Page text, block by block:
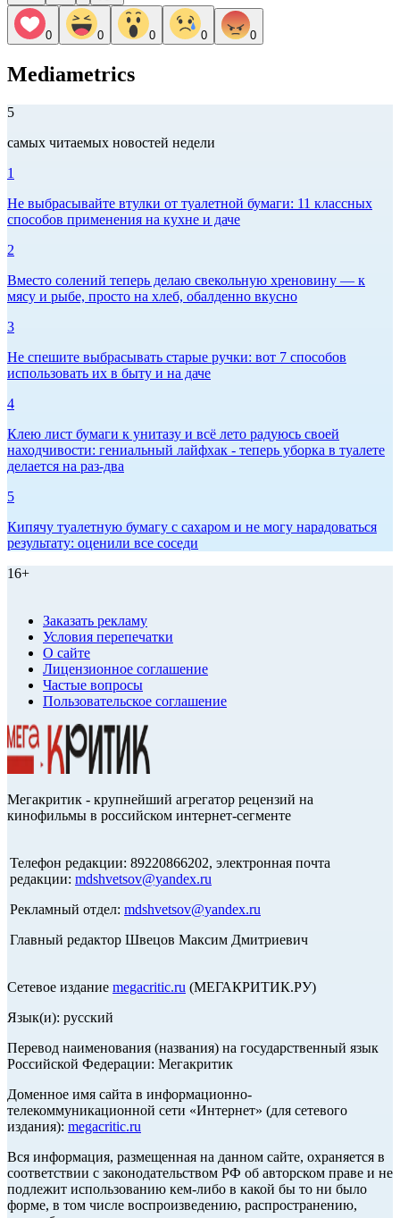
0 0 0 0 0
Mediametrics
5
самых читаемых новостей недели
1
Не выбрасывайте втулки от туалетной бумаги: 11 классных
способов применения на кухне и даче
2
Вместо солений теперь делаю свекольную хреновину — к
мясу и рыбе, просто на хлеб, обалденно вкусно
3
Не спешите выбрасывать старые ручки: вот 7 способов
использовать их в быту и на даче
4
Клею лист бумаги к унитазу и всё лето радуюсь своей
находчивости: гениальный лайфхак - теперь уборка в туалете
делается на раз-два
5
Кипячу туалетную бумагу с сахаром и не могу нарадоваться
результату: оценили все соседи
16+
Заказать рекламу
Условия перепечатки
О сайте
Лицензионное соглашение
Частые вопросы
Пользовательское соглашение
Мегакритик - крупнейший агрегатор рецензий на
кинофильмы в российском интернет-сегменте
Телефон редакции: 89220866202, электронная почта
редакции: mdshvetsov@yandex.ru
Рекламный отдел: mdshvetsov@yandex.ru
Главный редактор Швецов Максим Дмитриевич
Сетевое издание megacritic.ru (МЕГАКРИТИК.РУ)
Язык(и): русский
Перевод наименования (названия) на государственный язык
Российской Федерации: Мегакритик
Доменное имя сайта в информационно-
телекоммуникационной сети «Интернет» (для сетевого
издания): megacritic.ru
Вся информация, размещенная на данном сайте, охраняется в
соответствии с законодательством РФ об авторском праве и не
подлежит использованию кем-либо в какой бы то ни было
форме, в том числе воспроизведению, распространению,